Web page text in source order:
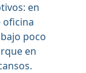
en
oficina
poco
en